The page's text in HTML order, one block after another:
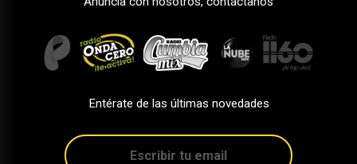
Entérate de las últimas novedades